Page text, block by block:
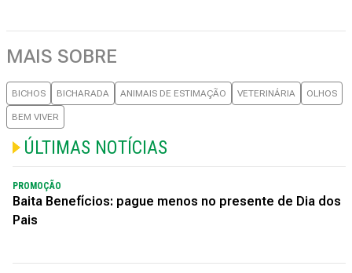
MAIS SOBRE
BICHOS BICHARADA ANIMAIS DE ESTIMAÇÃO VETERINÁRIA OLHOS
BEM VIVER
ÚLTIMAS NOTÍCIAS
PROMOÇÃO
Baita Benefícios: pague menos no presente de Dia dos
Pais